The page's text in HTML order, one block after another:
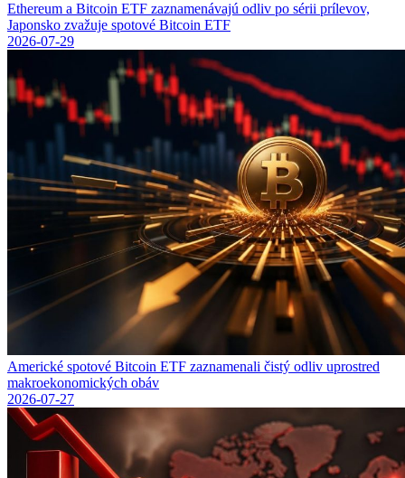
Ethereum a Bitcoin ETF zaznamenávajú odliv po sérii prílevov,
Japonsko zvažuje spotové Bitcoin ETF
2026-07-29
Americké spotové Bitcoin ETF zaznamenali čistý odliv uprostred
makroekonomických obáv
2026-07-27